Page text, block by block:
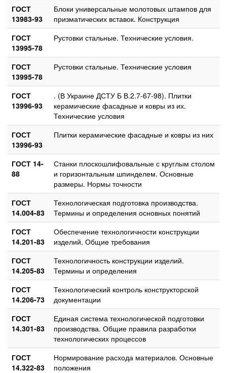
ГОСТ
13983-93
Блоки универсальные молотовых штампов для
призматических вставок. Конструкция
ГОСТ
13995-78
Рустовки стальные. Технические условия.
ГОСТ
13995-78
Рустовки стальные. Технические условия
ГОСТ
13996-93
. (В Украине ДСТУ Б В.2.7-67-98). Плитки
керамические фасадные и ковры из их.
Технические условия
ГОСТ
13996-93
Плитки керамические фасадные и ковры из них
ГОСТ 14-
88
Станки плоскошлифовальные с круглым столом
и горизонтальным шпинделем. Основные
размеры. Нормы точности
ГОСТ
14.004-83
Технологическая подготовка производства.
Термины и определения основных понятий
ГОСТ
14.201-83
Обеспечение технологичности конструкции
изделий. Общие требования
ГОСТ
14.205-83
Технологичность конструкции изделий.
Термины и определения
ГОСТ
14.206-73
Технологический контроль конструкторской
документации
ГОСТ
14.301-83
Единая система технологической подготовки
производства. Общие правила разработки
технологических процессов
ГОСТ
14.322-83
Нормирование расхода материалов. Основные
положения